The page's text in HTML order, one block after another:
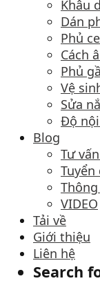
Khâu
Dán
Phủ
Cách
Phủ
Vệ
Sửa
Độ
Blog
Tư
Tuyển
VIDEO
Tải về
Giới thiệu
Liên hệ
Search